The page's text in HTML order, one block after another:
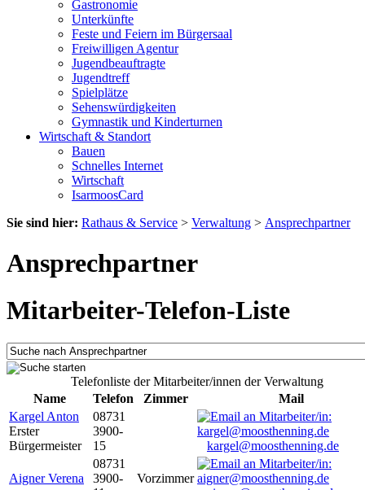
Gastronomie
Unterkünfte
Feste und Feiern im Bürgersaal
Freiwilligen Agentur
Jugendbeauftragte
Jugendtreff
Spielplätze
Sehenswürdigkeiten
Gymnastik und Kinderturnen
Wirtschaft & Standort
Bauen
Schnelles Internet
Wirtschaft
IsarmoosCard
Sie sind hier: Rathaus & Service > Verwaltung > Ansprechpartner
Ansprechpartner
Mitarbeiter-Telefon-Liste
Telefonliste der Mitarbeiter/innen der Verwaltung
Name
Telefon Zimmer
Mail
Kargel Anton
Erster
Bürgermeister
08731
3900-
15
kargel@moosthenning.de
Aigner Verena
08731
3900-
Vorzimmer